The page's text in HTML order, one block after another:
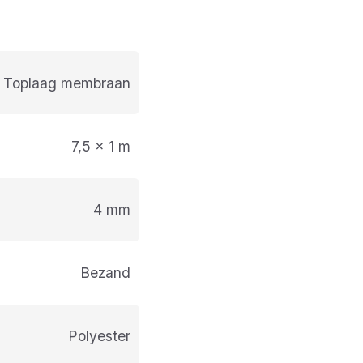
Toplaag membraan
7,5 x 1 m
4 mm
Bezand
Polyester